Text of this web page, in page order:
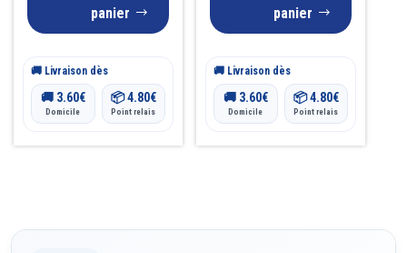
panier
🚚 Livraison dès
🚚 3.60€
Domicile
📦4.80€
Point relais
panier
🚚 Livraison dès
🚚 3.60€
Domicile
📦4.80€
Point relais